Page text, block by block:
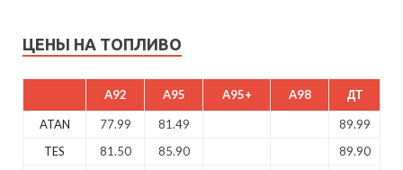
ЦЕНЫ НА ТОПЛИВО
A92 A95 A95+ A98 ДТ
ATAN 77.99 81.49
89.99
TES
81.50 85.90
89.90